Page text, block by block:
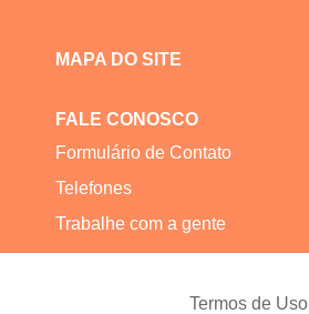
MAPA DO SITE
FALE CONOSCO
Formulário de Contato
Telefones
Trabalhe com a gente
Termos de Uso